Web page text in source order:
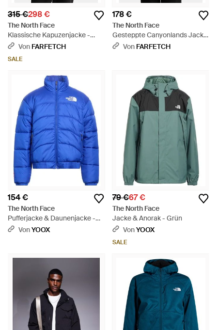
315 €298 €
The North Face
Klassische Kapuzenjacke -
GrünVon FARFETCH
SALE
178 €
The North Face
Gesteppte Canyonlands Jacke
Mit Logo-Print - Schwarz
Von FARFETCH
154 €
The North Face
Pufferjacke & Daunenjacke -
BlauVonYOOX
79 €67 €
The North Face
Jacke & Anorak - Grün
VonYOOX
SALE